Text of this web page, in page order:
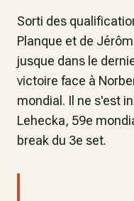
Sorti des
Planque et de
jusque dans le
victoire face à
mondial. Il ne s'est
Lehecka, 59e
break du 3e set.